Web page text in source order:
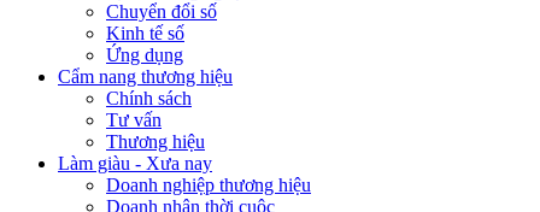
Chuyển đổi số
Kinh tế số
Ứng dụng
Cẩm nang thương hiệu
Chính sách
Tư vấn
Thương hiệu
Làm giàu - Xưa nay
Doanh nghiệp thương hiệu
Doanh nhân thời cuộc